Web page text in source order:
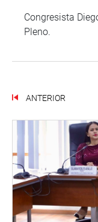
Congresista
Pleno.
ANTERIOR